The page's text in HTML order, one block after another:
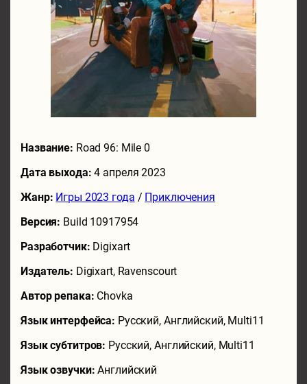
Название: Road 96: Mile 0
Дата выхода:4 апреля 2023
Жанр: Игры 2023 года / Приключения
Версия: Build 10917954
Разработчик: Digixart
Издатель: Digixart, Ravenscourt
Автор репака: Chovka
Язык интерфейса: Русский, Английский, Multi11
Язык субтитров: Русский, Английский, Multi11
Язык озвучки:Английский